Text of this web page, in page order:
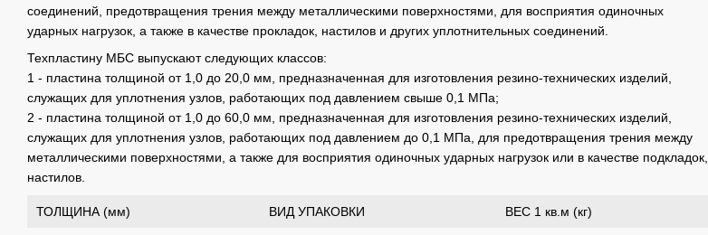
соединений, предотвращения трения между металлическими поверхностями, для восприятия одиночных
ударных нагрузок, а также в качестве прокладок, настилов и других уплотнительных соединений.
Техпластину МБС выпускают следующих классов:
1 - пластина толщиной от 1,0 до 20,0 мм, предназначенная для изготовления резино-технических изделий,
служащих для уплотнения узлов, работающих под давлением свыше 0,1 МПа;
2 - пластина толщиной от 1,0 до 60,0 мм, предназначенная для изготовления резино-технических изделий,
служащих для уплотнения узлов, работающих под давлением до 0,1 МПа, для предотвращения трения между
металлическими поверхностями, а также для восприятия одиночных ударных нагрузок или в качестве подкладок,
настилов.
ТОЛЩИНА (мм) ВИД УПАКОВКИ ВЕС 1 кв.м (кг)